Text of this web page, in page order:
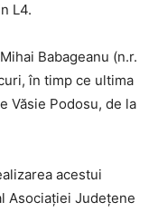
L4.
Babageanu (n.r.
în timp ce ultima
Văsie Podosu, de la
acestui
Asociaţiei Judeţene